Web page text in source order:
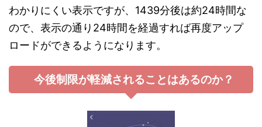
わかりにくい表示ですが、1439分後は約24時間な
ので、表示の通り24時間を経過すれば再度アップ
ロードができるようになります。
今後制限が軽減されることはあるのか？